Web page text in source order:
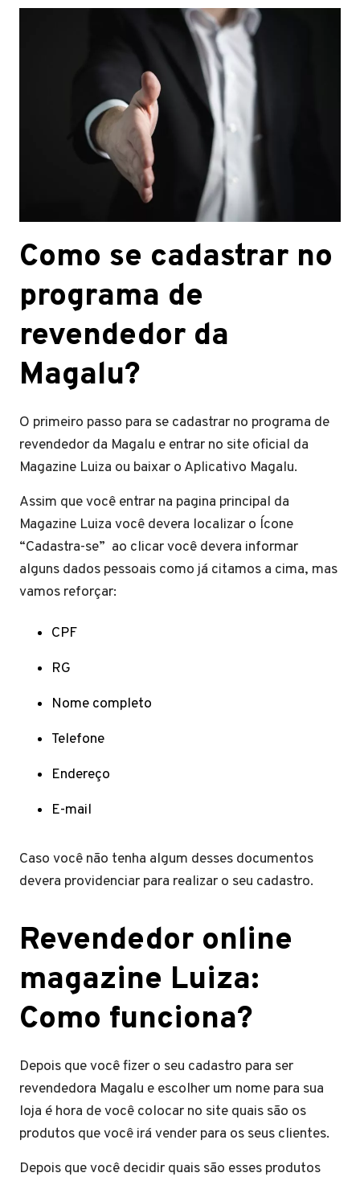
Como se cadastrar no
programa de
revendedor da
Magalu?
O primeiro passo para se cadastrar no programa de
revendedor da Magalu e entrar no site oficial da
Magazine Luiza ou baixar o Aplicativo Magalu.
Assim que você entrar na pagina principal da
Magazine Luiza você devera localizar o Ícone
“Cadastra-se” ao clicar você devera informar
alguns dados pessoais como já citamos a cima, mas
vamos reforçar:
CPF
RG
Nome completo
Telefone
Endereço
E-mail
Caso você não tenha algum desses documentos
devera providenciar para realizar o seu cadastro.
Revendedor online
magazine Luiza:
Como funciona?
Depois que você fizer o seu cadastro para ser
revendedora Magalu e escolher um nome para sua
loja é hora de você colocar no site quais são os
produtos que você irá vender para os seus clientes.
Depois que você decidir quais são esses produtos